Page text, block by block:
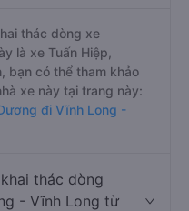
thác dòng xe
là xe Tuấn Hiệp,
bạn có thể tham khảo
xe này tại trang này:
đi Vĩnh Long -
thác dòng
- Vĩnh Long từ